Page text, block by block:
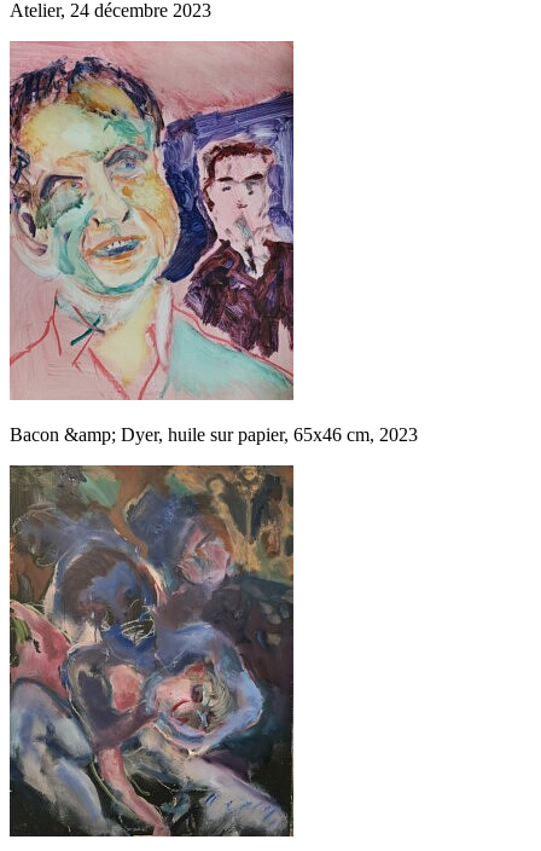
Atelier, 24 décembre 2023
Bacon &amp; Dyer, huile sur papier, 65x46 cm, 2023